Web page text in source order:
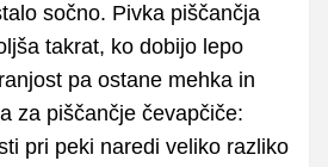
sočno. Pivka piščančja
takrat, ko dobijo lepo
pa ostane mehka in
za piščančje čevapčiče:
pri peki naredi veliko razliko